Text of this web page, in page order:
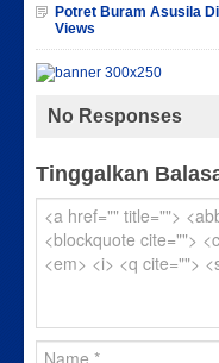
Potret Buram Asusila
Views
No Responses
Tinggalkan